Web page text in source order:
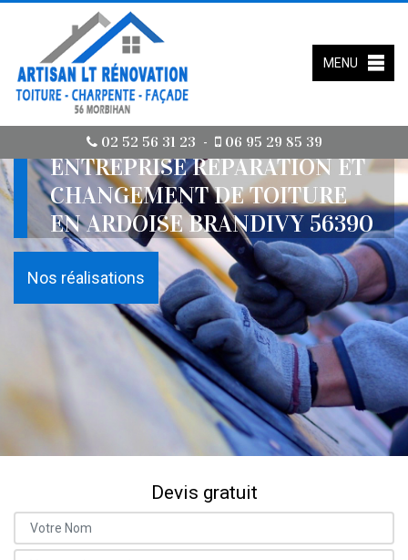
02 52 56 31 23 - 06 95 29 85 39
MENU
ENTREPRISE RÉPARATION ET
CHANGEMENT DE TOITURE
EN ARDOISE BRANDIVY 56390
Nos réalisations
Devis gratuit